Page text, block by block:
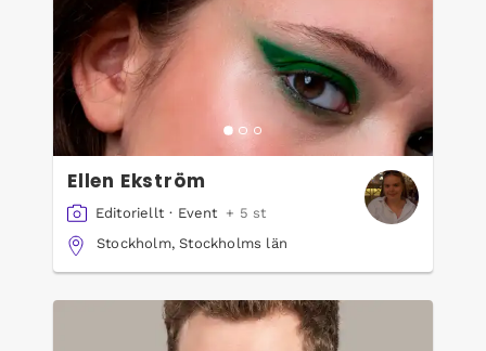
Ellen Ekström
Editoriellt · Event + 5 st
Stockholm, Stockholms län